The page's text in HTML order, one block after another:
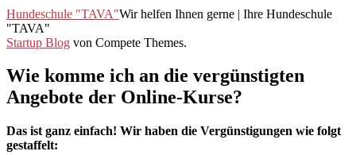
Hundeschule "TAVA"Wir helfen Ihnen gerne | Ihre Hundeschule
"TAVA"
Startup Blog von Compete Themes.
Wie komme ich an die vergünstigten
Angebote der Online-Kurse?
Das ist ganz einfach! Wir haben die Vergünstigungen wie folgt
gestaffelt: